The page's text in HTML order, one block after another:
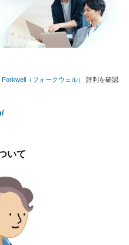
Forkwell（フォークウェル） 評判を確認
いて